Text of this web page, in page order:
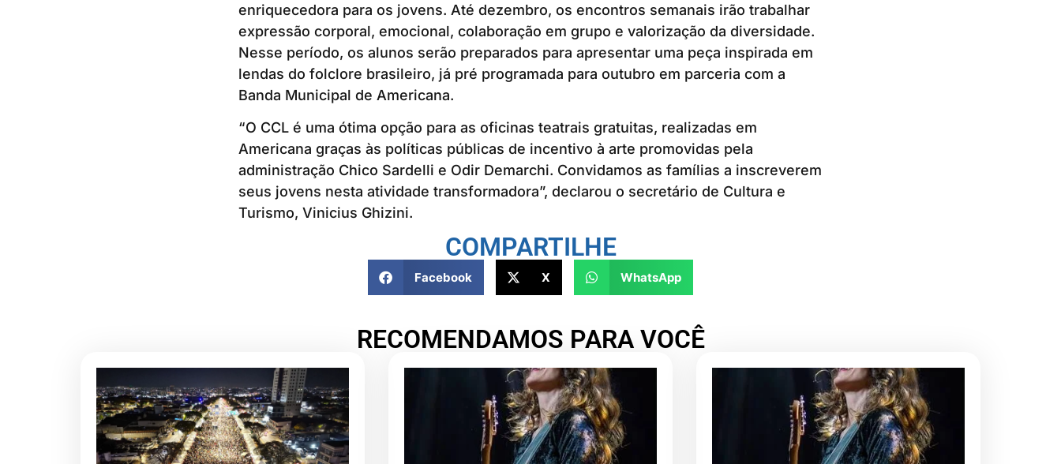
enriquecedora para os jovens. Até dezembro, os encontros semanais irão trabalhar
expressão corporal, emocional, colaboração em grupo e valorização da diversidade.
Nesse período, os alunos serão preparados para apresentar uma peça inspirada em
lendas do folclore brasileiro, já pré programada para outubro em parceria com a
Banda Municipal de Americana.
“O CCL é uma ótima opção para as oficinas teatrais gratuitas, realizadas em
Americana graças às políticas públicas de incentivo à arte promovidas pela
administração Chico Sardelli e Odir Demarchi. Convidamos as famílias a inscreverem
seus jovens nesta atividade transformadora”, declarou o secretário de Cultura e
Turismo, Vinicius Ghizini.
COMPARTILHE
Facebook X WhatsApp
RECOMENDAMOS PARA VOCÊ